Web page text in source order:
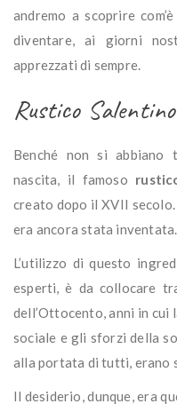
andremo a scoprire
diventare, ai giorni
apprezzati di sempre.
Rustico
Benché non si abbiano
nascita, il famoso
creato dopo il XVII
era ancora stata inventata.
L’utilizzo di questo
esperti, è da collocare
dell’Ottocento, anni in cui
sociale e gli sforzi della
alla portata di tutti, erano
Il desiderio, dunque, era